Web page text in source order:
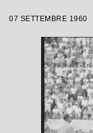
07 SETTEMBRE 1960